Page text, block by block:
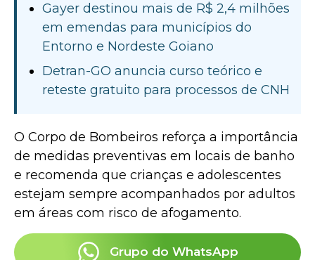
Gayer destinou mais de R$ 2,4 milhões
em emendas para municípios do
Entorno e Nordeste Goiano
Detran-GO anuncia curso teórico e
reteste gratuito para processos de CNH
O Corpo de Bombeiros reforça a importância
de medidas preventivas em locais de banho
e recomenda que crianças e adolescentes
estejam sempre acompanhados por adultos
em áreas com risco de afogamento.
Grupo do WhatsApp